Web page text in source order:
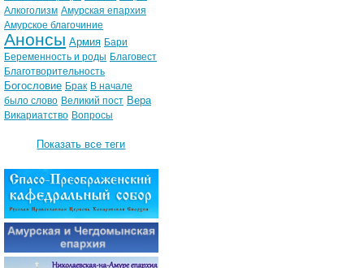
Алкоголизм Амурская епархия
Амурское благочиние
Анонсы Армия Бари
Беременность и роды Благовест
Благотворительность
Богословие Брак В начале
было слово Великий пост Вера
Викариатство Вопросы
Показать все теги